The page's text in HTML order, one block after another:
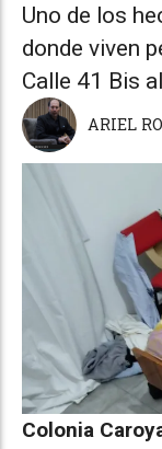
Uno de los
donde viven
Calle 41 Bis
ARIEL
Colonia